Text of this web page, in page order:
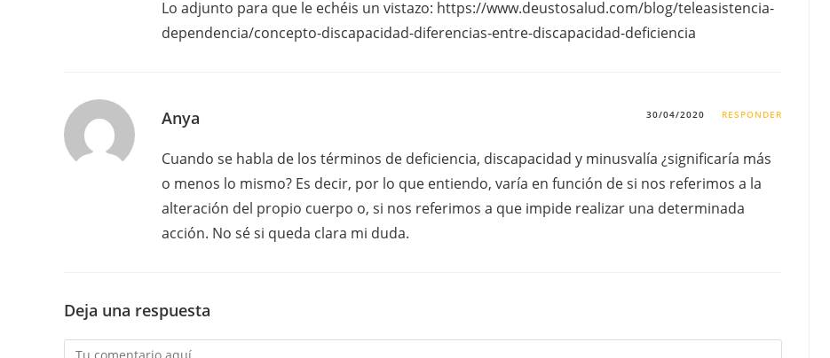
Lo adjunto para que le echéis un vistazo: https://www.deustosalud.com/blog/teleasistencia-
dependencia/concepto-discapacidad-diferencias-entre-discapacidad-deficiencia
Anya 30/04/2020 RESPONDER
Cuando se habla de los términos de deficiencia, discapacidad y minusvalía ¿significaría más
o menos lo mismo? Es decir, por lo que entiendo, varía en función de si nos referimos a la
alteración del propio cuerpo o, si nos referimos a que impide realizar una determinada
acción. No sé si queda clara mi duda.
Deja una respuesta